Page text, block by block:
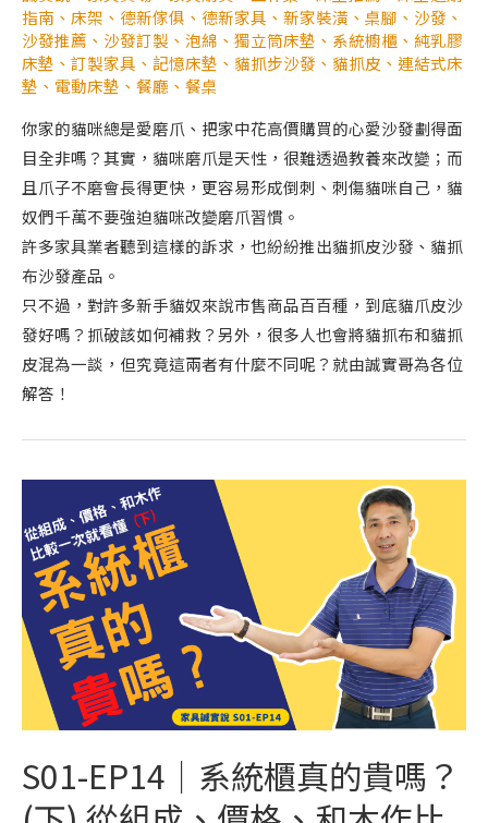
指南 、 床架 、 德新傢俱 、 德新家具 、 新家裝潢 、 桌腳 、 沙發 、
沙發推薦 、 沙發訂製 、 泡綿 、 獨立筒床墊 、 系統櫥櫃 、 純乳膠
床墊 、 訂製家具 、 記憶床墊 、 貓抓步沙發 、 貓抓皮 、 連結式床
墊 、 電動床墊 、 餐廳 、 餐桌
你家的貓咪總是愛磨爪、把家中花高價購買的心愛沙發劃得面
目全非嗎？其實，貓咪磨爪是天性，很難透過教養來改變；而
且爪子不磨會長得更快，更容易形成倒刺、刺傷貓咪自己，貓
奴們千萬不要強迫貓咪改變磨爪習慣。
許多家具業者聽到這樣的訴求，也紛紛推出貓抓皮沙發、貓抓
布沙發產品。
只不過，對許多新手貓奴來說市售商品百百種，到底貓爪皮沙
發好嗎？抓破該如何補救？另外，很多人也會將貓抓布和貓抓
皮混為一談，但究竟這兩者有什麼不同呢？就由誠實哥為各位
解答！
S01-EP14｜系統櫃真的貴嗎？